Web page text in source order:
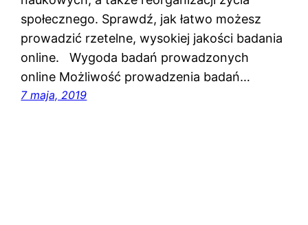
społecznego. Sprawdź, jak łatwo możesz
prowadzić rzetelne, wysokiej jakości badania
online. Wygoda badań prowadzonych
online Możliwość prowadzenia badań…
7 maja, 2019